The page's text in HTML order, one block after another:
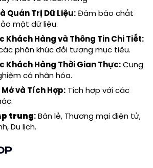
Quản Trị Dữ Liệu:Đảm bảo chất
mật dữ liệu.
Khách Hàng và Thông Tin Chi Tiết:
phân khúc đối tượng mục tiêu.
Khách Hàng Thời Gian Thực:Cung
cá nhân hóa.
và Tích Hợp: Tích hợp với các
trung:Bán lẻ, Thương mại điện tử,
Du lịch.